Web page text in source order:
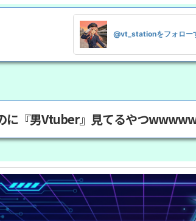
@vt_stationをフォロー
に『男Vtuber』見てるやつ